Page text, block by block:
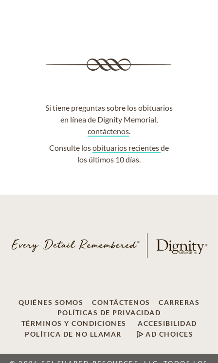
Si tiene preguntas sobre los obituarios
en línea de Dignity Memorial,
contáctenos.
Consulte losobituarios recientesde
los últimos 10 días.
QUIÉNES SOMOS CONTÁCTENOS
CARRERAS
POLÍTICAS DE PRIVACIDAD
TÉRMINOS Y CONDICIONES
ACCESIBILIDAD
POLÍTICA DE NO LLAMAR
AD CHOICES